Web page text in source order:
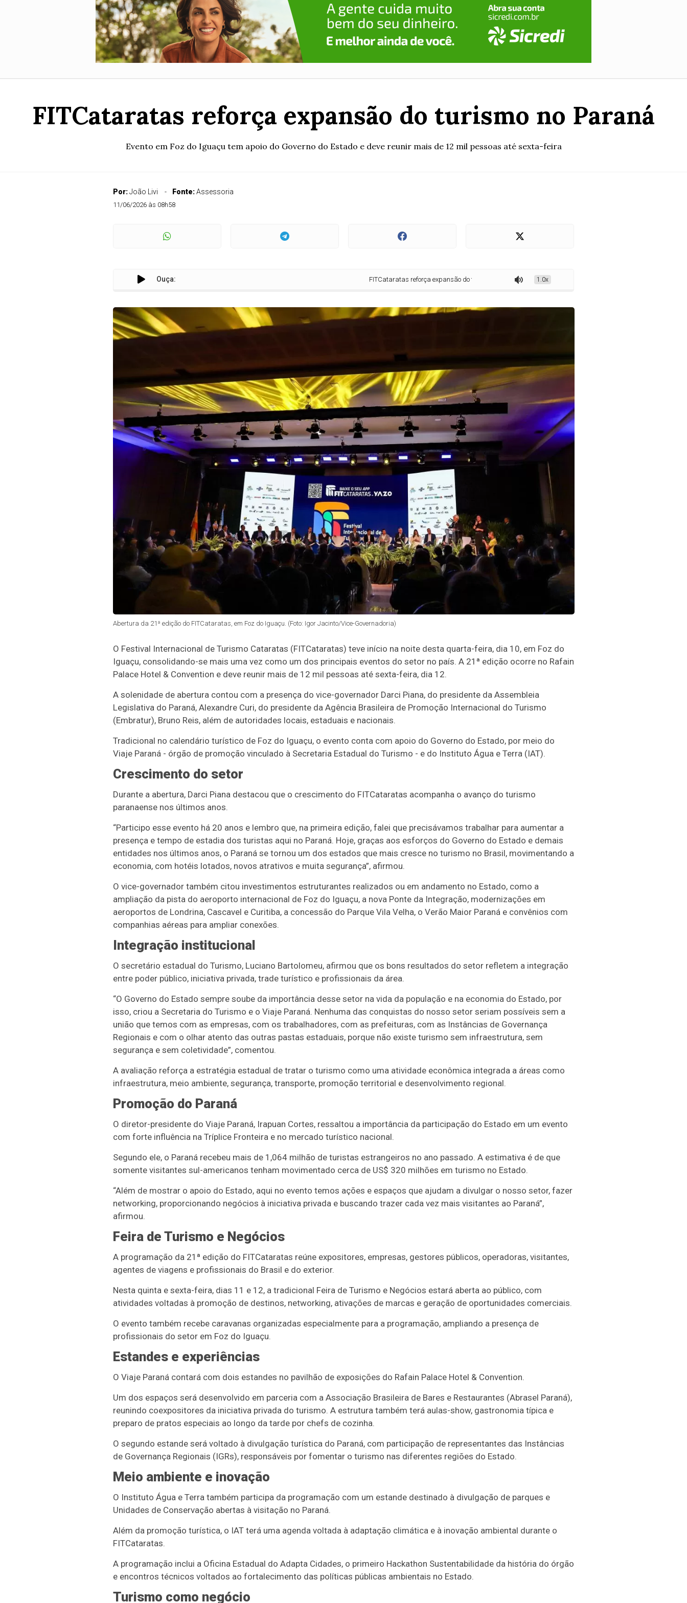
FITCataratas reforça expansão do turismo no Paraná
Evento em Foz do Iguaçu tem apoio do Governo do Estado e deve reunir mais de 12 mil pessoas até sexta-feira
Por:João Livi Fonte:Assessoria
11/06/2026 às 08h58
Ouça: FITCataratas reforça expansão do turismo no Paraná 1.0x
Abertura da 21ª edição do FITCataratas, em Foz do Iguaçu. (Foto: Igor Jacinto/Vice-Governadoria)
O Festival Internacional de Turismo Cataratas (FITCataratas) teve início na noite desta quarta-feira, dia 10, em Foz do
Iguaçu, consolidando-se mais uma vez como um dos principais eventos do setor no país. A 21ª edição ocorre no Rafain
Palace Hotel & Convention e deve reunir mais de 12 mil pessoas até sexta-feira, dia 12.
A solenidade de abertura contou com a presença do vice-governador Darci Piana, do presidente da Assembleia
Legislativa do Paraná, Alexandre Curi, do presidente da Agência Brasileira de Promoção Internacional do Turismo
(Embratur), Bruno Reis, além de autoridades locais, estaduais e nacionais.
Tradicional no calendário turístico de Foz do Iguaçu, o evento conta com apoio do Governo do Estado, por meio do
Viaje Paraná - órgão de promoção vinculado à Secretaria Estadual do Turismo - e do Instituto Água e Terra (IAT).
Crescimento do setor
Durante a abertura, Darci Piana destacou que o crescimento do FITCataratas acompanha o avanço do turismo
paranaense nos últimos anos.
“Participo esse evento há 20 anos e lembro que, na primeira edição, falei que precisávamos trabalhar para aumentar a
presença e tempo de estadia dos turistas aqui no Paraná. Hoje, graças aos esforços do Governo do Estado e demais
entidades nos últimos anos, o Paraná se tornou um dos estados que mais cresce no turismo no Brasil, movimentando a
economia, com hotéis lotados, novos atrativos e muita segurança”, afirmou.
O vice-governador também citou investimentos estruturantes realizados ou em andamento no Estado, como a
ampliação da pista do aeroporto internacional de Foz do Iguaçu, a nova Ponte da Integração, modernizações em
aeroportos de Londrina, Cascavel e Curitiba, a concessão do Parque Vila Velha, o Verão Maior Paraná e convênios com
companhias aéreas para ampliar conexões.
Integração institucional
O secretário estadual do Turismo, Luciano Bartolomeu, afirmou que os bons resultados do setor refletem a integração
entre poder público, iniciativa privada, trade turístico e profissionais da área.
“O Governo do Estado sempre soube da importância desse setor na vida da população e na economia do Estado, por
isso, criou a Secretaria do Turismo e o Viaje Paraná. Nenhuma das conquistas do nosso setor seriam possíveis sem a
união que temos com as empresas, com os trabalhadores, com as prefeituras, com as Instâncias de Governança
Regionais e com o olhar atento das outras pastas estaduais, porque não existe turismo sem infraestrutura, sem
segurança e sem coletividade”, comentou.
A avaliação reforça a estratégia estadual de tratar o turismo como uma atividade econômica integrada a áreas como
infraestrutura, meio ambiente, segurança, transporte, promoção territorial e desenvolvimento regional.
Promoção do Paraná
O diretor-presidente do Viaje Paraná, Irapuan Cortes, ressaltou a importância da participação do Estado em um evento
com forte influência na Tríplice Fronteira e no mercado turístico nacional.
Segundo ele, o Paraná recebeu mais de 1,064 milhão de turistas estrangeiros no ano passado. A estimativa é de que
somente visitantes sul-americanos tenham movimentado cerca de US$ 320 milhões em turismo no Estado.
“Além de mostrar o apoio do Estado, aqui no evento temos ações e espaços que ajudam a divulgar o nosso setor, fazer
networking, proporcionando negócios à iniciativa privada e buscando trazer cada vez mais visitantes ao Paraná”,
afirmou.
Feira de Turismo e Negócios
A programação da 21ª edição do FITCataratas reúne expositores, empresas, gestores públicos, operadoras, visitantes,
agentes de viagens e profissionais do Brasil e do exterior.
Nesta quinta e sexta-feira, dias 11 e 12, a tradicional Feira de Turismo e Negócios estará aberta ao público, com
atividades voltadas à promoção de destinos, networking, ativações de marcas e geração de oportunidades comerciais.
O evento também recebe caravanas organizadas especialmente para a programação, ampliando a presença de
profissionais do setor em Foz do Iguaçu.
Estandes e experiências
O Viaje Paraná contará com dois estandes no pavilhão de exposições do Rafain Palace Hotel & Convention.
Um dos espaços será desenvolvido em parceria com a Associação Brasileira de Bares e Restaurantes (Abrasel Paraná),
reunindo coexpositores da iniciativa privada do turismo. A estrutura também terá aulas-show, gastronomia típica e
preparo de pratos especiais ao longo da tarde por chefs de cozinha.
O segundo estande será voltado à divulgação turística do Paraná, com participação de representantes das Instâncias
de Governança Regionais (IGRs), responsáveis por fomentar o turismo nas diferentes regiões do Estado.
Meio ambiente e inovação
O Instituto Água e Terra também participa da programação com um estande destinado à divulgação de parques e
Unidades de Conservação abertas à visitação no Paraná.
Além da promoção turística, o IAT terá uma agenda voltada à adaptação climática e à inovação ambiental durante o
FITCataratas.
A programação inclui a Oficina Estadual do Adapta Cidades, o primeiro Hackathon Sustentabilidade da história do órgão
e encontros técnicos voltados ao fortalecimento das políticas públicas ambientais no Estado.
Turismo como negócio